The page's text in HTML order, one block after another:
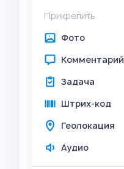
Прикрепить
Фото
Комментарий
Задача
Штрих-код
Геолокация
Аудио